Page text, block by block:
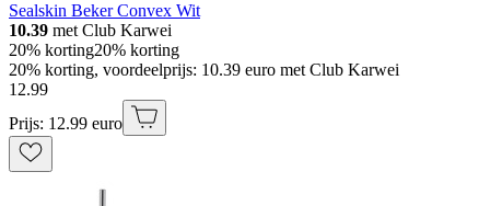
Sealskin Beker Convex Wit
10.39 met Club Karwei
20% korting20% korting
20% korting, voordeelprijs: 10.39 euro met Club Karwei
12.99
Prijs: 12.99 euro